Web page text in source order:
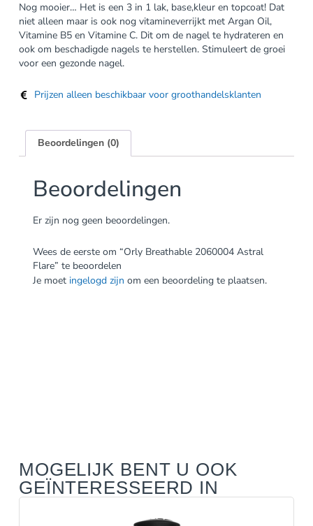
Nog mooier… Het is een 3 in 1 lak, base,kleur en topcoat! Dat
niet alleen maar is ook nog vitamineverrijkt met Argan Oil,
Vitamine B5 en Vitamine C. Dit om de nagel te hydrateren en
ook om beschadigde nagels te herstellen. Stimuleert de groei
voor een gezonde nagel.
Prijzen alleen beschikbaar voor groothandelsklanten
Beoordelingen (0)
Beoordelingen
Er zijn nog geen beoordelingen.
Wees de eerste om “Orly Breathable 2060004 Astral
Flare” te beoordelen
Je moet ingelogd zijn om een beoordeling te plaatsen.
MOGELIJK BENT U OOK
GEÏNTERESSEERD IN